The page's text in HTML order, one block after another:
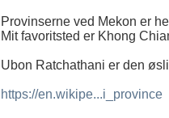
Provinserne ved Mekon er
Mit favoritsted er Khong
Ubon Ratchathani er den
https://en.wikipe...i_province